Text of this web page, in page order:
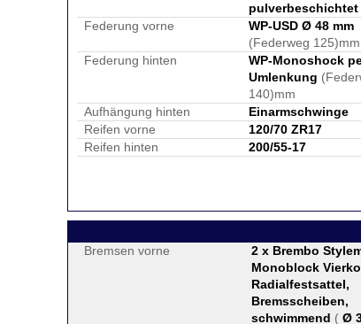
pulverbeschichtet
Federung vorne
WP-USD Ø 48 mm
(Federweg 125)mm
Federung hinten
WP-Monoshock
Umlenkung
140)mm
Aufhängung hinten
Einarmschwinge
Reifen vorne
120/70 ZR17
Reifen hinten
200/55-17
Bremsen vorne
2 x Brembo
Monoblock
Radialfestsattel,
Bremsscheiben,
schwimmend ( Ø